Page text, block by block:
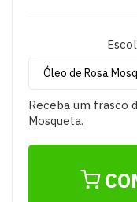
Receba um frasco
Mosqueta.